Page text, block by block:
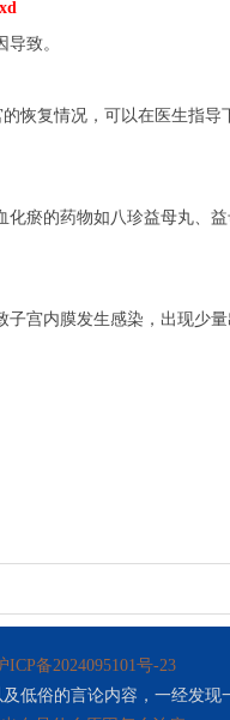
致。
恢复情况，可以在医生指
瘀的药物如八珍益母丸、
宫内膜发生感染，出现少
ICP备2024095101号-23
低俗的言论内容，一经发现